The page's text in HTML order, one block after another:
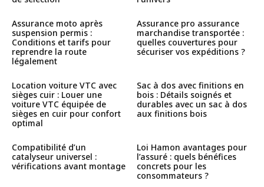
Assurance moto après
suspension permis :
Conditions et tarifs pour
reprendre la route
légalement
Assurance pro assurance
marchandise transportée :
quelles couvertures pour
sécuriser vos expéditions ?
Location voiture VTC avec
sièges cuir : Louer une
voiture VTC équipée de
sièges en cuir pour confort
optimal
Sac à dos avec finitions en
bois : Détails soignés et
durables avec un sac à dos
aux finitions bois
Compatibilité d’un
catalyseur universel :
vérifications avant montage
Loi Hamon avantages pour
l’assuré : quels bénéfices
concrets pour les
consommateurs ?